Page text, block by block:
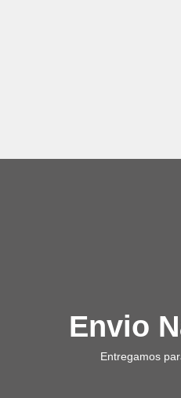
Envio
Entregamos